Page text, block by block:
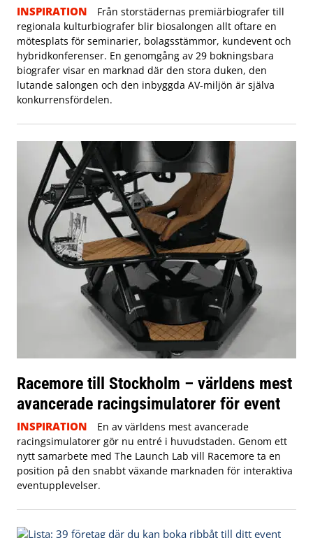
INSPIRATION
Från storstädernas premiärbiografer till
regionala kulturbiografer blir biosalongen allt oftare en
mötesplats för seminarier, bolagsstämmor, kundevent och
hybridkonferenser. En genomgång av 29 bokningsbara
biografer visar en marknad där den stora duken, den
lutande salongen och den inbyggda AV-miljön är själva
konkurrensfördelen.
Racemore till Stockholm – världens mest
avancerade racingsimulatorer för event
INSPIRATION
En av världens mest avancerade
racingsimulatorer gör nu entré i huvudstaden. Genom ett
nytt samarbete med The Launch Lab vill Racemore ta en
position på den snabbt växande marknaden för interaktiva
eventupplevelser.